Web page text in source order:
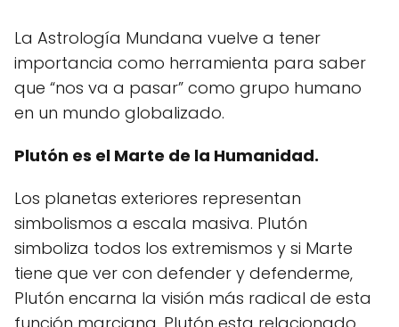
La Astrología Mundana vuelve a tener
importancia como herramienta para saber
que “nos va a pasar” como grupo humano
en un mundo globalizado.
Plutón es el Marte de la Humanidad.
Los planetas exteriores representan
simbolismos a escala masiva. Plutón
simboliza todos los extremismos y si Marte
tiene que ver con defender y defenderme,
Plutón encarna la visión más radical de esta